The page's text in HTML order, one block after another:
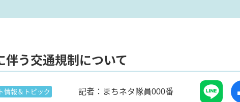
伴う交通規制について
情報＆トピック 記者：まちネタ隊員000番